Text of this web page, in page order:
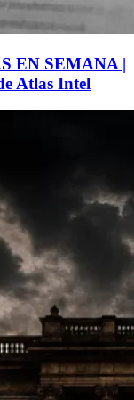
EN SEMANA |
Atlas Intel